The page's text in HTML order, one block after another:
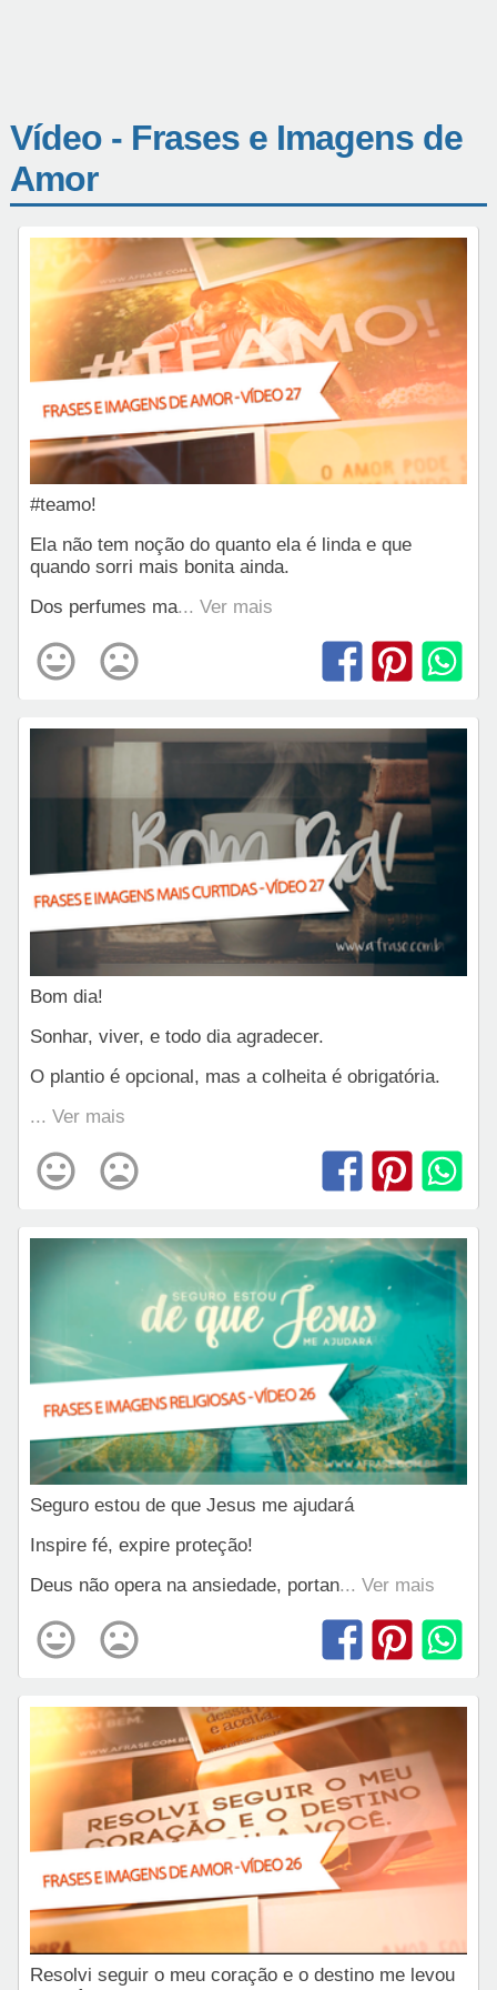
Vídeo - Frases e Imagens de
Amor
#teamo!
Ela não tem noção do quanto ela é linda e que
quando sorri mais bonita ainda.
Dos perfumes ma... Ver mais
Bom dia!
Sonhar, viver, e todo dia agradecer.
O plantio é opcional, mas a colheita é obrigatória.
... Ver mais
Seguro estou de que Jesus me ajudará
Inspire fé, expire proteção!
Deus não opera na ansiedade, portan... Ver mais
Resolvi seguir o meu coração e o destino me levou